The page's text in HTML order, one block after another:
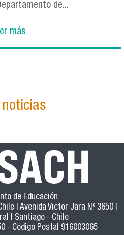
de...
más
de Educación
| Avenida Victor Jara Nº 3650 |
| Santiago - Chile
- Código Postal 916003065